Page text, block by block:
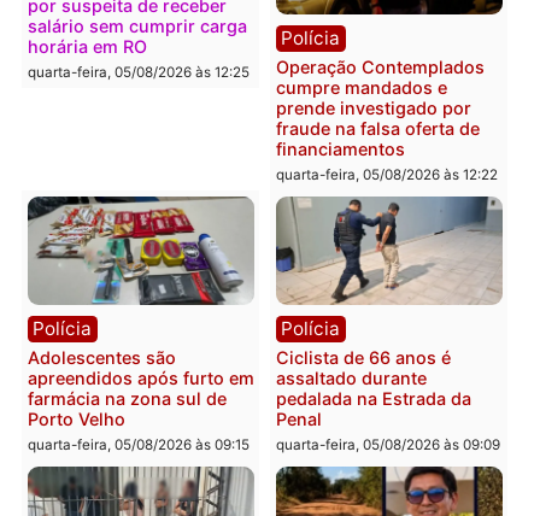
Polícia
Furto de energia já levou
mais de 80 para a prisão
Política
Justiça Eleitoral manda
retirar propaganda de
Fúria após convenção
quarta-feira, 05/08/2026 às
Polícia
Com apenas 28% do
efetivo, Polícia Civil de
Rondônia tem maior déficit
do país, aponta estudo
quarta-feira, 05/08/2026 às 12:29
Política
Convenções chegam ao
fim e eleições de 2026
entram na reta decisiva
Rondônia
quarta-feira, 05/08/2026 às
Rondônia